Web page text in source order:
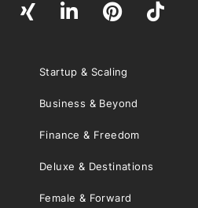
Startup & Scaling
Business & Beyond
Finance & Freedom
Deluxe & Destinations
Female & Forward